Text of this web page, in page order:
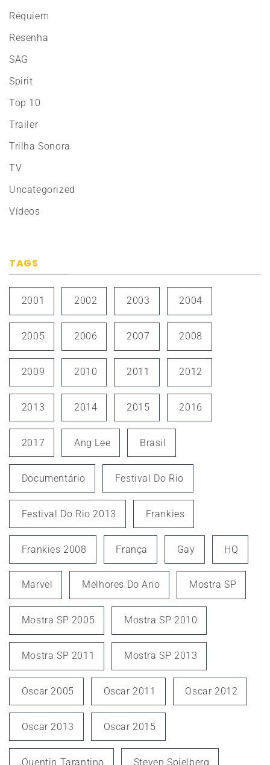
Réquiem
Resenha
SAG
Spirit
Top 10
Trailer
Trilha Sonora
TV
Uncategorized
Vídeos
TAGS
2001 2002 2003 2004
2005 2006 2007 2008
2009 2010 2011 2012
2013 2014 2015 2016
2017 Ang Lee Brasil
Documentário Festival Do Rio
Festival Do Rio 2013 Frankies
Frankies 2008 França Gay HQ
Marvel Melhores Do Ano Mostra SP
Mostra SP 2005 Mostra SP 2010
Mostra SP 2011 Mostra SP 2013
Oscar 2005 Oscar 2011 Oscar 2012
Oscar 2013 Oscar 2015
Quentin Tarantino Steven Spielberg